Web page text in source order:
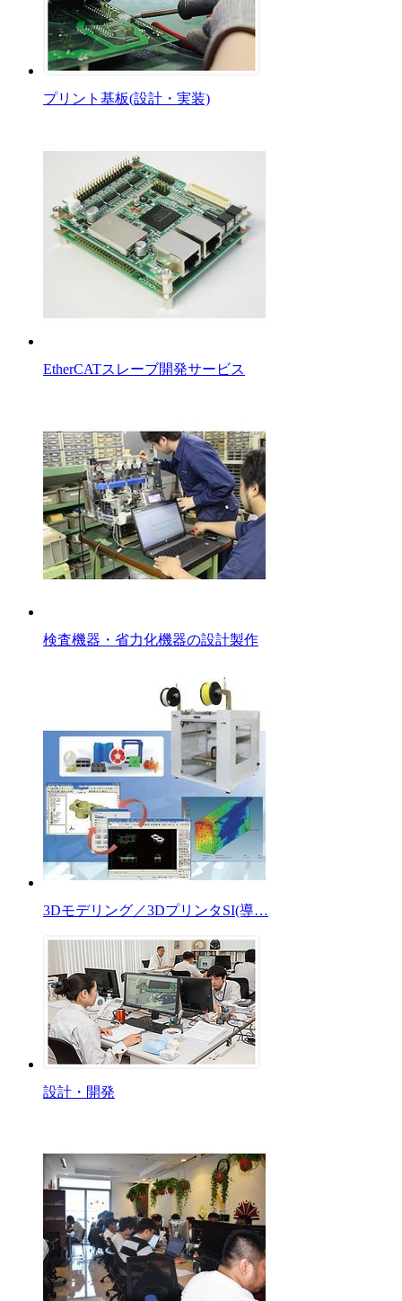
プリント基板(設計・実装)
EtherCATスレーブ開発サービス
検査機器・省力化機器の設計製作
3Dモデリング／3DプリンタSI(導…
設計・開発